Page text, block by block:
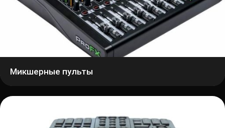
Микшерные пульты